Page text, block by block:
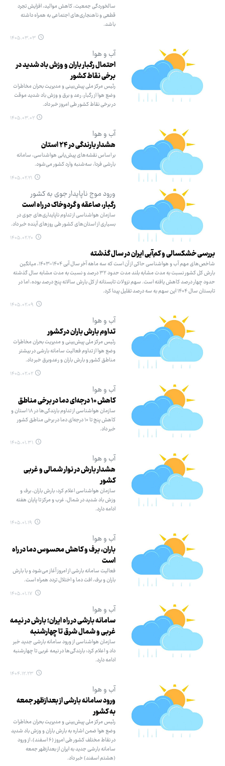
سالخوردگی جمعیت، کاهش موالید، افزایش تجرد
قطعی و ناهنجاری‌های اجتماعی به همراه داشته
باشد.
۱۴۰۵.۰۳.۰۳
آب و هوا
احتمال رگبار باران و وزش باد شدید در
برخی نقاط کشور
رئیس مرکز ملی پیش‌بینی و مدیریت بحران مخاطرات
وضع هوا از رگبار، رعد و برق و وزش باد شدید موقت
در برخی نقاط کشور طی امروز خبر داد.
۱۴۰۵.۰۳.۰۲
آب و هوا
هشدار بارندگی در ۲۴ استان
بر اساس نقشه‌های پیش‌یابی هواشناسی، سامانه
بارشی فردا، سه‌شنبه وارد کشور می‌شود.
۱۴۰۵.۰۲.۲۱
ورود موج ناپایدار جوی به کشور
رگبار، صاعقه و گردوخاک در راه است
سازمان هواشناسی از تداوم ناپایداری‌های جوی در
بسیاری از استان‌های کشور طی روزهای آینده خبر داد.
۱۴۰۵.۰۲.۲۰
بررسی خشکسالی و کم‌آبی ایران در سال گذشته
شاخص‌های مهم آب و هواشناسی حاکی از آن است که سه ماهه آخر سال آبی ۱۴۰۴-۱۴۰۳، میانگین
بارش کل کشور نسبت به مدت مشابه بلند مدت حدود ۳۲ درصد و نسبت به مدت مشابه سال گذشته
حدود چهار درصد کاهش یافته ‌است. سهم نزولات تابستانه از کل بارش سالانه پنج درصد بوده، اما در
تابستان سال ۱۴۰۴ این سهم به سه درصد تقلیل پیدا کرد.
۱۴۰۵.۰۲.۰۹
آب و هوا
تداوم بارش باران در کشور
رئیس مرکز ملی پیش‌بینی و مدیریت بحران مخاطرات
وضع هوا از تداوم فعالیت سامانه بارشی در بیشتر
مناطق کشور و بارش باران و رعدوبرق خبر داد.
۱۴۰۵.۰۲.۰۲
آب و هوا
کاهش ۱۰ درجه‌ای دما در برخی مناطق
سازمان هواشناسی از تداوم بارندگی‌ها در ۱۸ استان و
کاهش پنج تا ۱۰ درجه‌ای دما در برخی مناطق کشور
خبر داد.
۱۴۰۵.۰۱.۳۱
آب و هوا
هشدار بارش در نوار شمالی و غربی
کشور
سازمان هواشناسی اعلام کرد: بارش باران، برف و
وزش باد شدید در شمال، غرب و مرکز تا پایان هفته
ادامه دارد.
۱۴۰۵.۰۱.۱۹
آب و هوا
باران، برف و کاهش محسوس دما در راه
است
فعالیت سامانه بارشی از امروز آغاز می‌شود و با بارش
باران و برف، افت دما و اختلال تردد همراه است.
۱۴۰۵.۰۱.۱۷
آب و هوا
سامانه بارشی در راه ایران؛ بارش در نیمه
غربی و شمال شرق تا چهارشنبه
سازمان هواشناسی از ورود سامانه بارشی جدید خبر
داد و اعلام کرد: بارندگی‌ها در نیمه غربی تا چهارشنبه
ادامه دارد.
۱۴۰۴.۱۲.۲۳
آب و هوا
ورود سامانه بارشی از بعدازظهر جمعه
به کشور
رئیس مرکز ملی پیش‌بینی و مدیریت بحران مخاطرات
وضع هوا ضمن اشاره به بارش باران و وزش باد شدید
در نقاط مختلف کشور طی امروز (۶ اسفند)، از ورود
سامانه بارشی جدید به ایران از بعدازظهر جمعه
(هشتم اسفند) خبر داد.